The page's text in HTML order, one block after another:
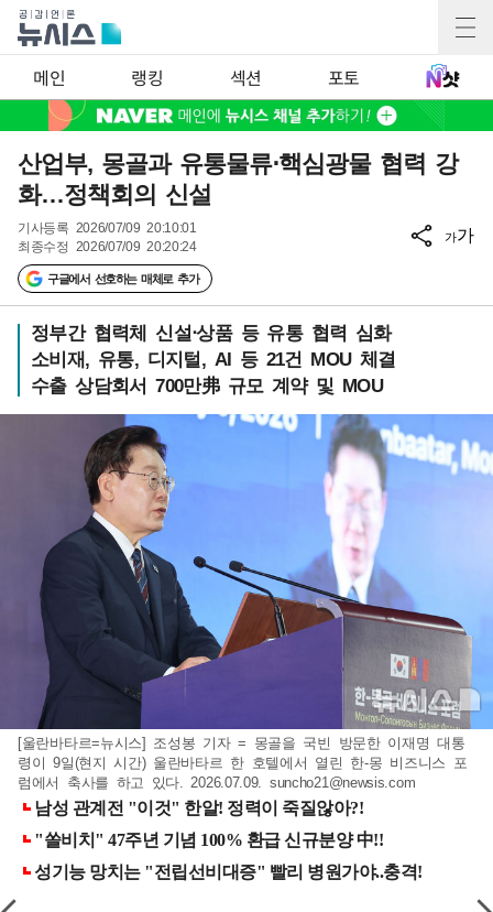
메인 랭킹 섹션 포토
산업부, 몽골과 유통물류⋅핵심광물 협력 강
화…정책회의 신설
기사등록 2026/07/09 20:10:01
최종수정 2026/07/09 20:20:24
구글에서 선호하는 매체로 추가
가가
정부간 협력체 신설⋅상품 등 유통 협력 심화
소비재, 유통, 디지털, AI 등 21건 MOU 체결
수출 상담회서 700만弗 규모 계약 및 MOU
[울란바타르=뉴시스] 조성봉 기자 = 몽골을 국빈 방문한 이재명 대통
령이 9일(현지 시간) 울란바타르 한 호텔에서 열린 한-몽 비즈니스 포
럼에서 축사를 하고 있다. 2026.07.09. suncho21@newsis.com